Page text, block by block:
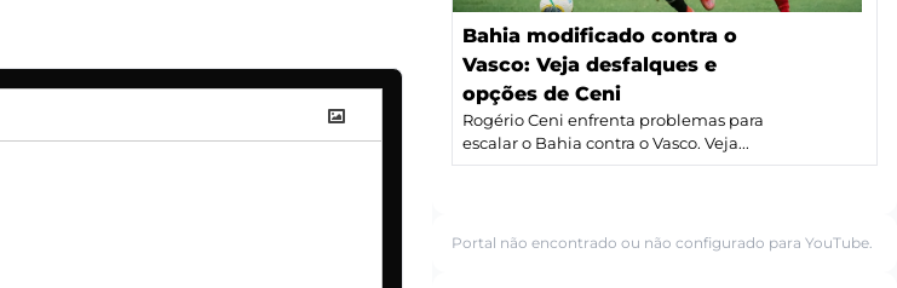
Bahia modificado contra o
Vasco: Veja desfalques e
opções de Ceni
Rogério Ceni enfrenta problemas para
escalar o Bahia contra o Vasco. Veja...
Portal não encontrado ou não configurado para YouTube.